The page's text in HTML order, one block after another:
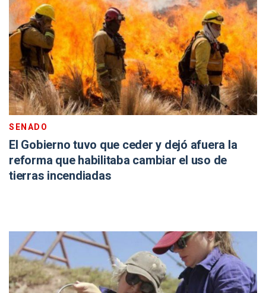
SENADO
El Gobierno tuvo que ceder y dejó afuera la
reforma que habilitaba cambiar el uso de
tierras incendiadas